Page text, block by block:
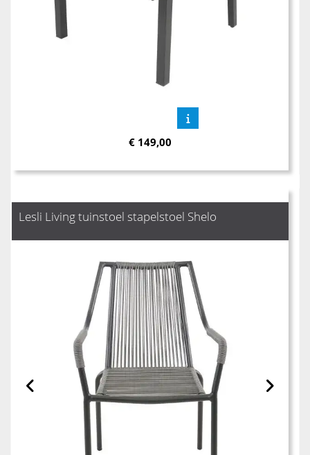
€ 149,00
Lesli Living tuinstoel stapelstoel Shelo